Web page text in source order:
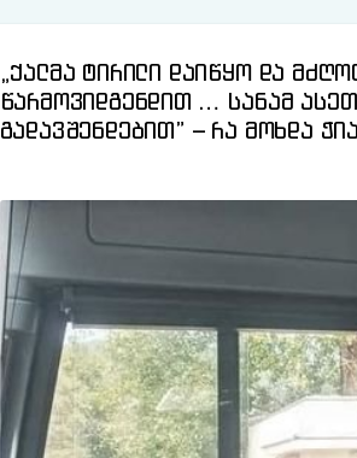
„ქალმა ტირილი დაიწყო და
წარმოვიდგენდით … სანამ
გადავშენდებით” – რა მოხდა